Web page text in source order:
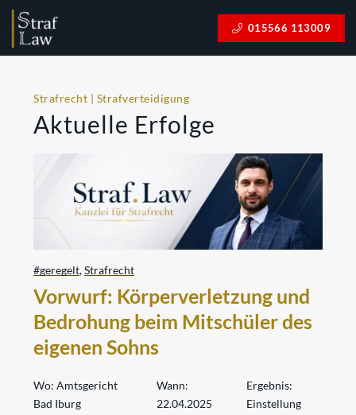
015566 113009
Strafrecht | Strafverteidigung
Aktuelle Erfolge
#geregelt,Strafrecht
Vorwurf: Körperverletzung und
Bedrohung beim Mitschüler des
eigenen Sohns
Wo: Amtsgericht
Bad Iburg
Wann:
22.04.2025
Ergebnis:
Einstellung